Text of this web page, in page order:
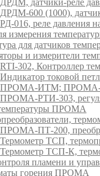
ДРДМ, датчики-реле
ДРДМ-600 (1000),
РД-016, реле
измерения
для датчиков
и измерители
RTI-302, Контроллер
Индикатор токовой
ПРОМА-ИТМ; ПРОМА-
ПРОМА-РТИ-303,
ПРОМА
ПРОМА-ПТ-200,
Термометр ТСП,
Термометр ТСП-К,
пламени и
горения ПРОМА